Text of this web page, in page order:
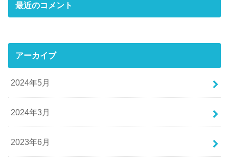
最近のコメント
アーカイブ
2024年5月
2024年3月
2023年6月